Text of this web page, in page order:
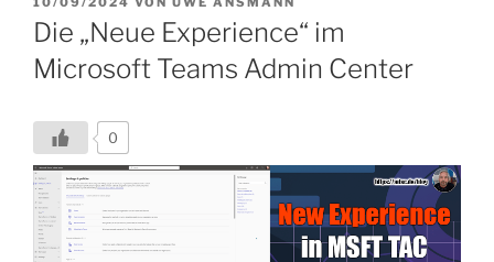
AM
Die „Neue Experience“ im
Microsoft Teams Admin Center
0